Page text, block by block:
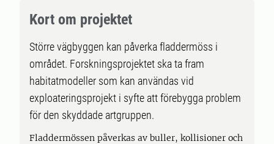
Kort om projektet
Större vägbyggen kan påverka fladdermöss i
området. Forskningsprojektet ska ta fram
habitatmodeller som kan användas vid
exploateringsprojekt i syfte att förebygga problem
för den skyddade artgruppen.
Fladdermössen påverkas av buller, kollisioner och